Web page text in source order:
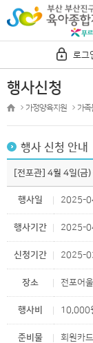
로그
행사신청
가정양육지원 가족
행사 신청 안내
[전포관] 4월 4일(금)
행사일 2025-
행사기간 2025-
신청기간 2025-
장소 전포어
행사비 10,000
준비물 회원카